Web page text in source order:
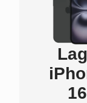
16